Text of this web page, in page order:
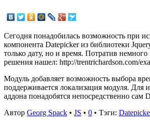
Сегодня понадобилась возможность при
компонента Datepicker из библиотеки
только дату, но и время. Потратив
решения нашел: http://trentrichardson.com/
Модуль добавляет возможность выбора
поддерживается локализация модуля. Для
аддона понадобятся непосредственно сам
Автор Georg Spack • JS • 0 • Тэги: